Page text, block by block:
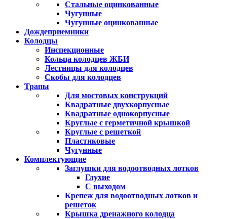
Стальные оцинкованные
Чугунные
Чугунные оцинкованные
Дождеприемники
Колодцы
Инспекционные
Кольца колодцев ЖБИ
Лестницы для колодцев
Скобы для колодцев
Трапы
Для мостовых конструкций
Квадратные двухкорпусные
Квадратные однокорпусные
Круглые с герметичной крышкой
Круглые с решеткой
Пластиковые
Чугунные
Комплектующие
Заглушки для водоотводных лотков
Глухие
С выходом
Крепеж для водоотводных лотков и
решеток
Крышка дренажного колодца